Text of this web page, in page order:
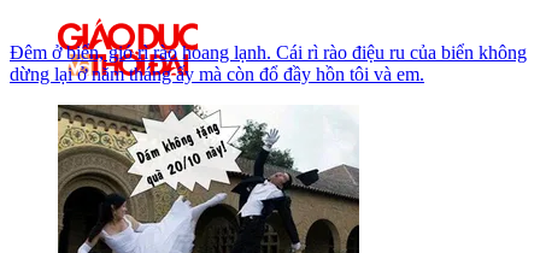
Đêm ở biển, gió rì rào hoang lạnh. Cái rì rào điệu ru của biển không
dừng lại ở năm tháng ấy mà còn đổ đầy hồn tôi và em.